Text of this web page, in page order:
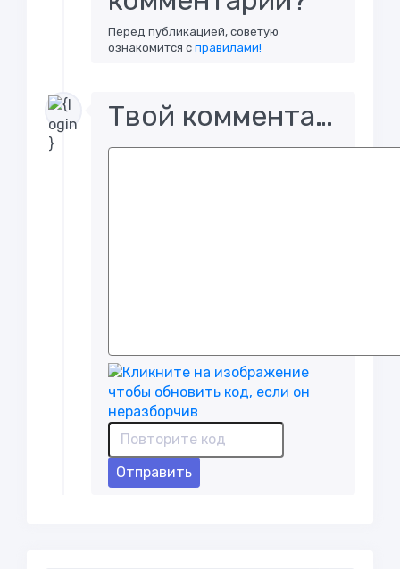
Перед публикацией, советую
ознакомится справилами!
Твой комментарий..
Отправить